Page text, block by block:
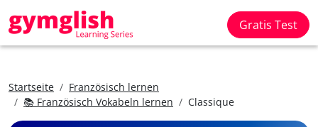
Gratis Test
Startseite
Französisch lernen
📚 Französisch Vokabeln lernen
Classique